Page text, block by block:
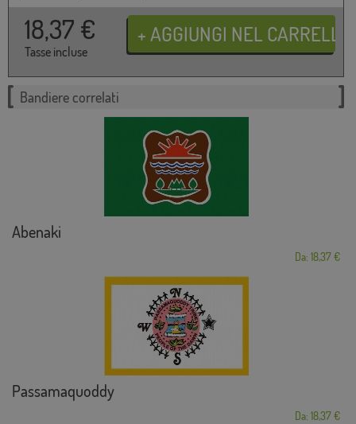
18,37 €
Tasse incluse
Bandiere correlati
Abenaki
Da: 18,37 €
Passamaquoddy
Da: 18,37 €